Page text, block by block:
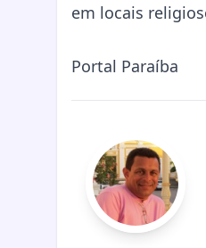
em locais
Portal Paraíba